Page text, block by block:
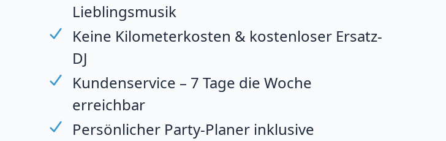
Lieblingsmusik
Keine Kilometerkosten & kostenloser Ersatz-
DJ
Kundenservice – 7 Tage die Woche
erreichbar
Persönlicher Party-Planer inklusive